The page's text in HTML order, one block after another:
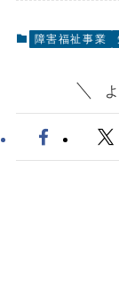
障害福祉事業